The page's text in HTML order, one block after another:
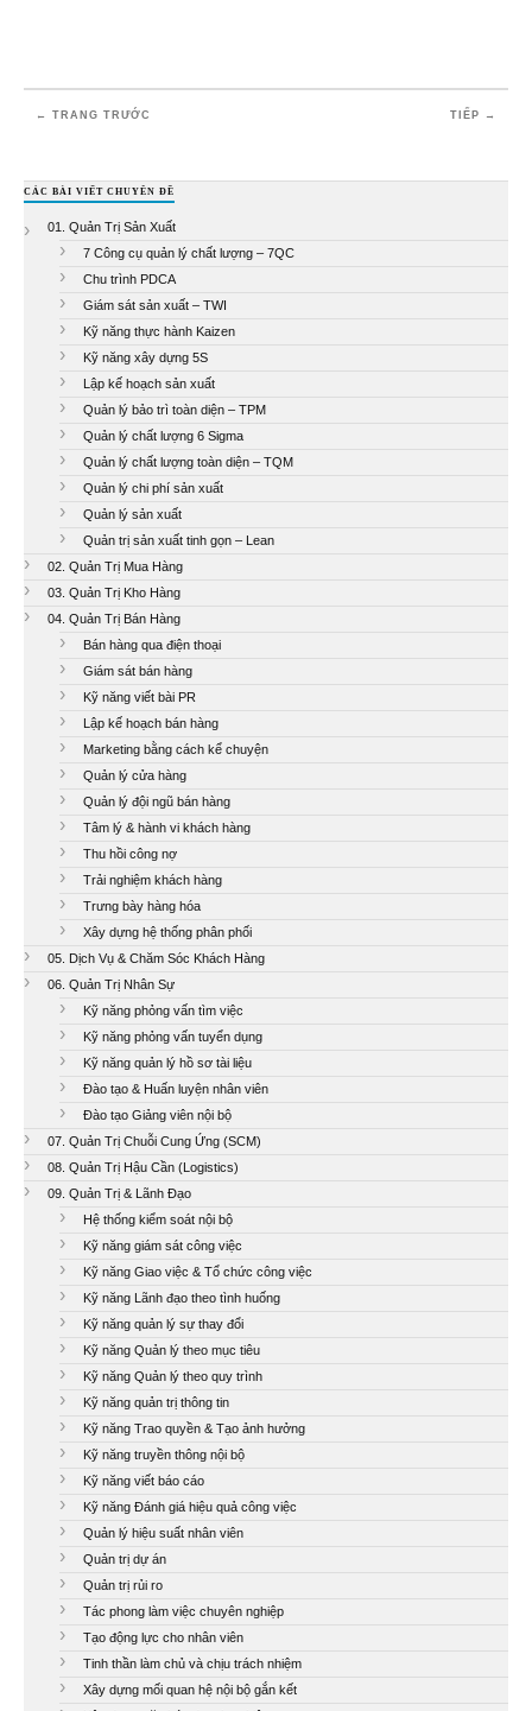
← TRANG TRƯỚC TIẾP →
CÁC BÀI VIẾT CHUYÊN ĐỀ
01. Quản Trị Sản Xuất
7 Công cụ quản lý chất lượng – 7QC
Chu trình PDCA
Giám sát sản xuất – TWI
Kỹ năng thực hành Kaizen
Kỹ năng xây dựng 5S
Lập kế hoạch sản xuất
Quản lý bảo trì toàn diện – TPM
Quản lý chất lượng 6 Sigma
Quản lý chất lượng toàn diện – TQM
Quản lý chi phí sản xuất
Quản lý sản xuất
Quản trị sản xuất tinh gọn – Lean
02. Quản Trị Mua Hàng
03. Quản Trị Kho Hàng
04. Quản Trị Bán Hàng
Bán hàng qua điện thoại
Giám sát bán hàng
Kỹ năng viết bài PR
Lập kế hoạch bán hàng
Marketing bằng cách kể chuyện
Quản lý cửa hàng
Quản lý đội ngũ bán hàng
Tâm lý & hành vi khách hàng
Thu hồi công nợ
Trải nghiệm khách hàng
Trưng bày hàng hóa
Xây dựng hệ thống phân phối
05. Dịch Vụ & Chăm Sóc Khách Hàng
06. Quản Trị Nhân Sự
Kỹ năng phỏng vấn tìm việc
Kỹ năng phỏng vấn tuyển dụng
Kỹ năng quản lý hồ sơ tài liệu
Đào tạo & Huấn luyện nhân viên
Đào tạo Giảng viên nội bộ
07. Quản Trị Chuỗi Cung Ứng (SCM)
08. Quản Trị Hậu Cần (Logistics)
09. Quản Trị & Lãnh Đạo
Hệ thống kiểm soát nội bộ
Kỹ năng giám sát công việc
Kỹ năng Giao việc & Tổ chức công việc
Kỹ năng Lãnh đạo theo tình huống
Kỹ năng quản lý sự thay đổi
Kỹ năng Quản lý theo mục tiêu
Kỹ năng Quản lý theo quy trình
Kỹ năng quản trị thông tin
Kỹ năng Trao quyền & Tạo ảnh hưởng
Kỹ năng truyền thông nội bộ
Kỹ năng viết báo cáo
Kỹ năng Đánh giá hiệu quả công việc
Quản lý hiệu suất nhân viên
Quản trị dự án
Quản trị rủi ro
Tác phong làm việc chuyên nghiệp
Tạo động lực cho nhân viên
Tinh thần làm chủ và chịu trách nhiệm
Xây dựng mối quan hệ nội bộ gắn kết